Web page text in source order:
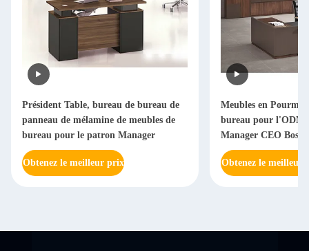
Président Table, bureau de bureau de
panneau de mélamine de meubles de
bureau pour le patron Manager
Obtenez le meilleur prix
Meubles en Pourme
bureau pour l'ODM
Manager CEO Boss
Obtenez le meilleur